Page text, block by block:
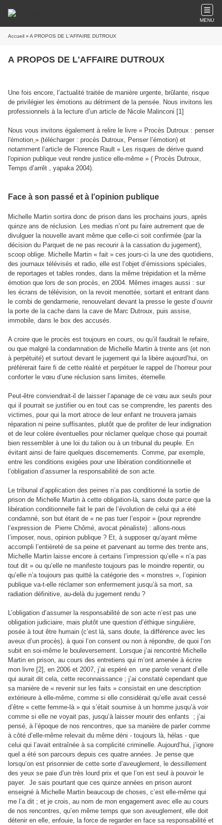
MENU
Accueil » A PROPOS DE L'AFFAIRE DUTROUX
A PROPOS DE L'AFFAIRE DUTROUX
Une fois encore, l’actualité traitée de manière urgente, brûlante, risque
de privilégier les émotions au détriment de la pensée. Nous invitons les
professionnels à la lecture d’un article de Nicole Malinconi [1]
Nous vous invitons également à relire le livre « Procès Dutroux : penser
l'émotion » (télécharger : procès Dutroux, Penser l’émotion) et
notamment l’article de Florence Rault « Les risques de dérive quand
l'opinion publique veut rendre justice elle-même » ( Procès Dutroux,
Temps d’arrêt , yapaka 2004).
Face à son passé et à l’opinion publique
Michelle Martin sortira donc de prison dans les prochains jours, après
quinze ans de réclusion. Les medias n’ont pu faire autrement que de
divulguer la nouvelle avant même que celle-ci soit confirmée (par la
décision du Parquet de ne pas recourir à la cassation du jugement),
scoop oblige. Michelle Martin « fait » ces jours-ci la une des quotidiens,
des journaux télévisés et radio, elle est l’objet d’émissions spéciales,
de reportages et tables rondes, dans la même trépidation et la même
émotion que lors de son procès, en 2004. Mêmes images aussi : sur
les écrans de télévision, on la revoit menottée, sortant et entrant dans
le combi de gendarmerie, renouvelant devant la presse le geste d’ouvrir
la porte de la cache dans la cave de Marc Dutroux, puis assise,
immobile, dans le box des accusés.
A croire que le procès est toujours en cours, ou qu’il faudrait le refaire,
ou que malgré la condamnation de Michelle Martin à trente ans (et non
à perpétuité) et surtout devant le jugement qui la libère aujourd’hui, on
préférerait faire fi de cette réalité et perpétuer le rappel de l’horreur pour
conforter le vœu d’une réclusion sans limites, éternelle.
Peut-être conviendrait-il de laisser l’apanage de ce vœu aux seuls pour
qui il pourrait se justifier ou en tout cas se comprendre, les parents des
victimes, pour qui la mort atroce de leur enfant ne trouvera jamais
réparation ni peine suffisantes, plutôt que de profiter de leur indignation
et de leur colère éventuelles pour réclamer quelque chose qui pourrait
bien ressembler à une loi du talion ou à un tribunal du peuple. En
évitant ainsi de faire quelques discernements. Comme, par exemple,
entre les conditions exigées pour une libération conditionnelle et
l’obligation d’assumer la responsabilité de son acte.
Le tribunal d’application des peines n’a pas conditionné la sortie de
prison de Michelle Martin à cette obligation-là, sans doute parce que la
libération conditionnelle fait le pari de l’évolution de celui qui a été
condamné, son but étant de « ne pas tuer l’espoir » (pour reprendre
l’expression de Pierre Chômé, avocat pénaliste) : allons-nous
l’imposer, nous, opinion publique ? Et, à supposer qu’ayant même
accompli l’entièreté de sa peine et parvenant au terme des trente ans,
Michelle Martin laisse encore à certains l’impression qu’elle « n’a pas
tout dit » ou qu’elle ne manifeste toujours pas le moindre repentir, ou
qu’elle n’a toujours pas quitté la catégorie des « monstres », l’opinion
publique va-t-elle réclamer son enfermement jusqu’à sa mort, sa
radiation définitive, au-delà du jugement rendu ?
L’obligation d’assumer la responsabilité de son acte n’est pas une
obligation judiciaire, mais plutôt une question d’éthique singulière,
posée à tout être humain (c’est là, sans doute, la différence avec les
aveux d’un procès), à quoi l’on consent ou non à répondre, de quoi l’on
subit en soi-même le bouleversement. Lorsque j’ai rencontré Michelle
Martin en prison, au cours des entretiens qui m’ont amenée à écrire
mon livre [2], en 2006 et 2007, j’ai espéré en une parole venant d’elle
qui aurait dit cela, cette reconnaissance ; j’ai constaté cependant que
sa manière de « revenir sur les faits » consistait en une description
extérieure à elle-même, comme si elle considérait qu’elle avait cessé
d’être « cette femme-là » qui s’était soumise à un homme jusqu’à voir
comme si elle ne voyait pas, jusqu’à laisser mourir des enfants ; j’ai
pensé, à l’époque de nos rencontres, que sa manière de parler comme
à côté d’elle-même relevait du même déni - toujours là, hélas - que
celui qui l’avait entraînée à sa complicité criminelle. Aujourd’hui, j’ignore
quel a été son parcours depuis ces quatre années. Je pense que
lorsqu’on est prisonnier de cette sorte d’aveuglement, le dessillement
des yeux se paie d’un très lourd prix et que l’on est seul à pouvoir le
payer. Je sais pourtant que ces quinze années en prison auront
enseigné à Michelle Martin beaucoup de choses, c’est elle-même qui
me l’a dit ; et je crois, au nom de mon engagement avec elle au cours
de nos rencontres, qu’en même temps que son aveuglement, elle doit
détenir en elle, enfouie, la force de regarder en face sa responsabilité et